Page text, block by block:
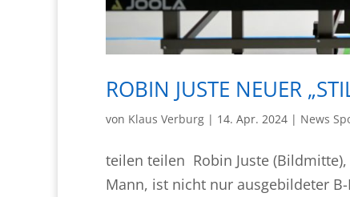
ROBIN JUSTE NEUER
von Klaus Verburg | 14. Apr. 2024 | News
teilen teilen Robin Juste
Mann, ist nicht nur ausgebildeter